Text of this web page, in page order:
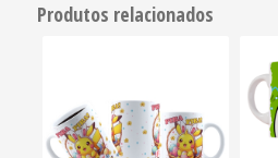
Produtos relacionados